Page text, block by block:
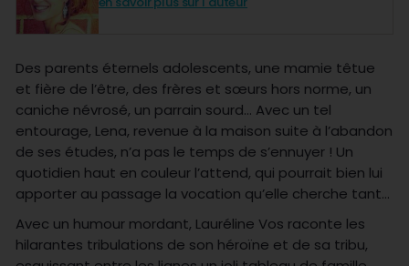
Des parents éternels adolescents, une mamie têtue
et fière de l’être, des frères et sœurs hors norme, un
caniche névrosé, un parrain sourd… Avec un tel
entourage, Lena, revenue à la maison suite à l’abandon
de ses études, n’a pas le temps de s’ennuyer ! Un
quotidien haut en couleur l’attend, qui pourrait bien lui
apporter au passage la vocation qu’elle cherche tant…
Avec un humour mordant, Lauréline Vos raconte les
hilarantes tribulations de son héroïne et de sa tribu,